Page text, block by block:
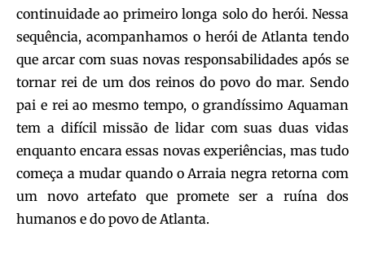
continuidade ao primeiro longa solo do herói. Nessa
sequência, acompanhamos o herói de Atlanta tendo
que arcar com suas novas responsabilidades após se
tornar rei de um dos reinos do povo do mar. Sendo
pai e rei ao mesmo tempo, o grandíssimo Aquaman
tem a difícil missão de lidar com suas duas vidas
enquanto encara essas novas experiências, mas tudo
começa a mudar quando o Arraia negra retorna com
um novo artefato que promete ser a ruína dos
humanos e do povo de Atlanta.